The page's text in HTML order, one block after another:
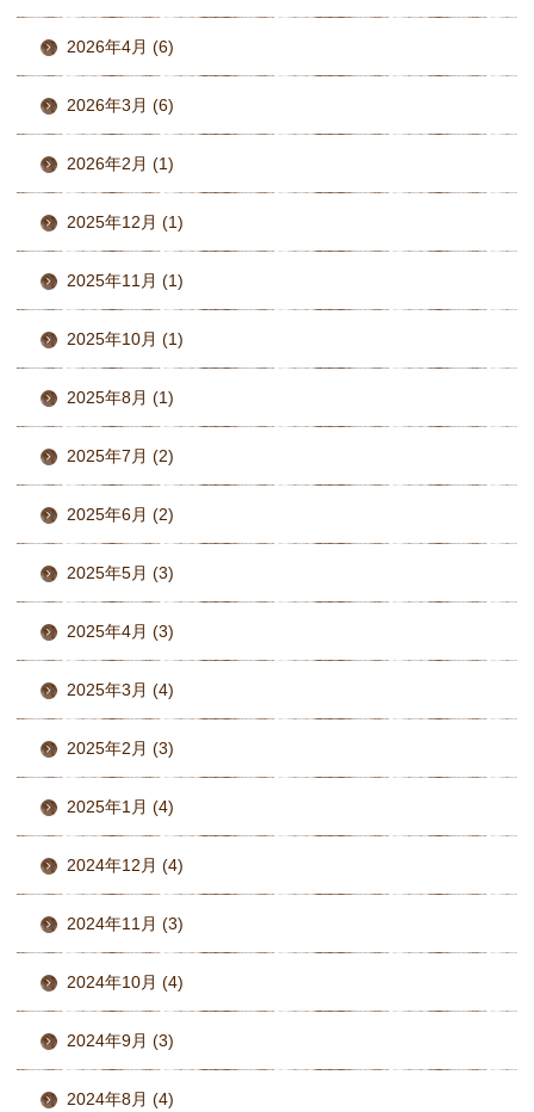
2026年4月 (6)
2026年3月 (6)
2026年2月 (1)
2025年12月 (1)
2025年11月 (1)
2025年10月 (1)
2025年8月 (1)
2025年7月 (2)
2025年6月 (2)
2025年5月 (3)
2025年4月 (3)
2025年3月 (4)
2025年2月 (3)
2025年1月 (4)
2024年12月 (4)
2024年11月 (3)
2024年10月 (4)
2024年9月 (3)
2024年8月 (4)